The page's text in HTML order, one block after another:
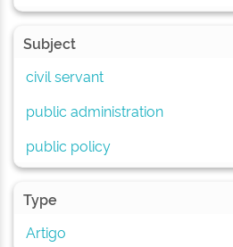
Subject
civil servant
public administration
public policy
Type
Artigo